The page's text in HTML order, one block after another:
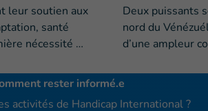
leur soutien aux
santé
nécessité …
Deux puissants
nord du
d’une ampleur
rester informé.e
activités de Handicap International ?